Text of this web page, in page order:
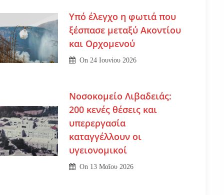
Υπό έλεγχο η φωτιά που
ξέσπασε μεταξύ Ακοντίου
και Ορχομενού
On 24 Ιουνίου 2026
Νοσοκομείο Λιβαδειάς:
200 κενές θέσεις και
υπερεργασία
καταγγέλλουν οι
υγειονομικοί
On 13 Μαΐου 2026